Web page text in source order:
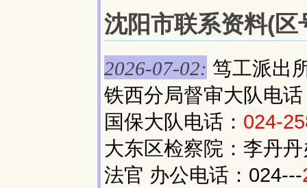
沈阳市联系资料(区
2026-07-02: 笃工派出
铁西分局督审大队电
国保大队电话： 024-
大东区检察院：李丹
法官 办公电话：024---